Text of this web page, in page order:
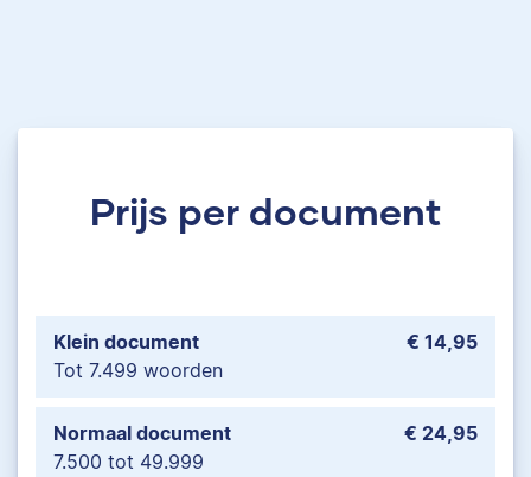
Prijs per document
Klein document
Tot 7.499 woorden
€ 14,95
Normaal document
7.500 tot 49.999
€ 24,95